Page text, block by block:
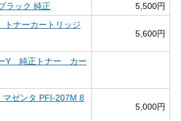
ック 純正
5,500円
トナーカートリッジ
5,600円
Y 純正トナー カー
ゼンタ PFI-207M 8
5,000円